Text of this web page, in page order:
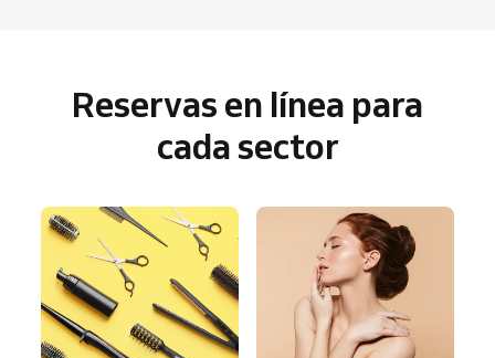
Reservas en línea para
cada sector